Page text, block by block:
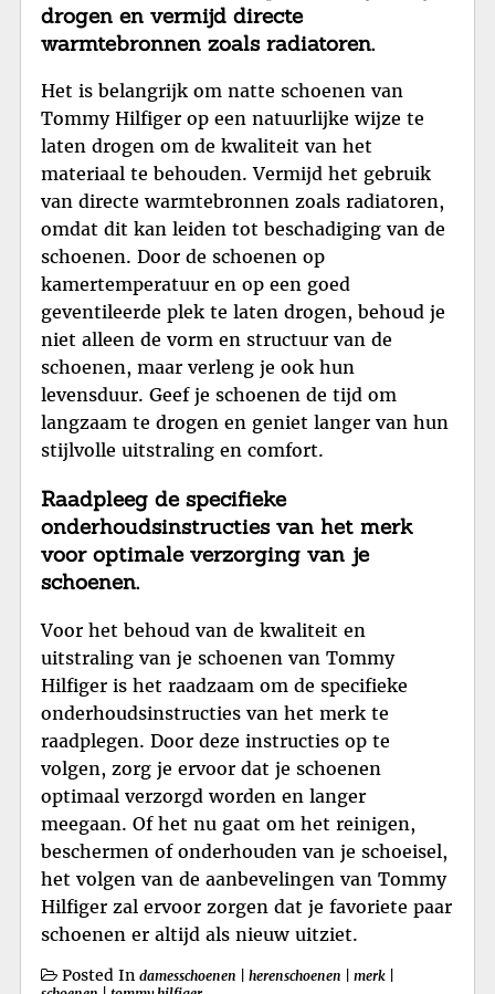
drogen en vermijd directe
warmtebronnen zoals radiatoren.
Het is belangrijk om natte schoenen van
Tommy Hilfiger op een natuurlijke wijze te
laten drogen om de kwaliteit van het
materiaal te behouden. Vermijd het gebruik
van directe warmtebronnen zoals radiatoren,
omdat dit kan leiden tot beschadiging van de
schoenen. Door de schoenen op
kamertemperatuur en op een goed
geventileerde plek te laten drogen, behoud je
niet alleen de vorm en structuur van de
schoenen, maar verleng je ook hun
levensduur. Geef je schoenen de tijd om
langzaam te drogen en geniet langer van hun
stijlvolle uitstraling en comfort.
Raadpleeg de specifieke
onderhoudsinstructies van het merk
voor optimale verzorging van je
schoenen.
Voor het behoud van de kwaliteit en
uitstraling van je schoenen van Tommy
Hilfiger is het raadzaam om de specifieke
onderhoudsinstructies van het merk te
raadplegen. Door deze instructies op te
volgen, zorg je ervoor dat je schoenen
optimaal verzorgd worden en langer
meegaan. Of het nu gaat om het reinigen,
beschermen of onderhouden van je schoeisel,
het volgen van de aanbevelingen van Tommy
Hilfiger zal ervoor zorgen dat je favoriete paar
schoenen er altijd als nieuw uitziet.
Posted In damesschoenen herenschoenen merk